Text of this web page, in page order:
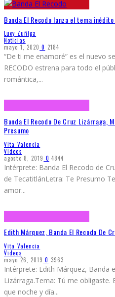
Banda El Recodo lanza el tema inédito
Lucy Zuñiga
Noticias
mayo 1, 2020 0 2184
“De ti me enamoré” es el nuevo
RECODO estrena para todo el
romántica,...
Banda El Recodo De Cruz Lizárraga,
Presumo
Vita Valencia
Videos
agosto 8, 2019 0 4844
Intérprete: Banda El Recodo de
de TecatitlánLetra: Te Presumo
amor...
Edith Márquez, Banda El Recodo De
Vita Valencia
Videos
mayo 26, 2019 0 3963
Intérprete: Edith Márquez, Banda
Lizárraga.Tema: Tú me
que noche y día...